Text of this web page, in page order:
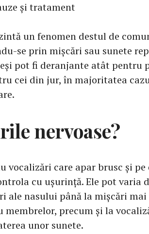
și tratament
un fenomen destul de
se prin mișcări sau sunete
pot fi deranjante atât pentru
cei din jur, în majoritatea
nervoase?
vocalizări care apar brusc și pe
cu ușurință. Ele pot varia
nasului până la mișcări mai
precum și la
unor sunete.